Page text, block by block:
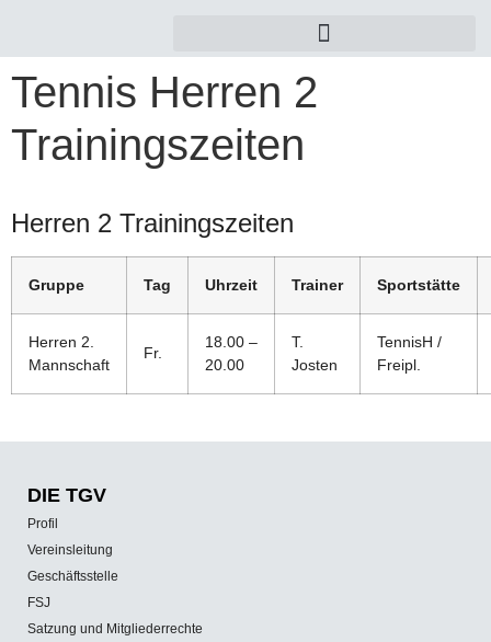
Tennis Herren 2
Trainingszeiten
Herren 2 Trainingszeiten
Gruppe Tag Uhrzeit Trainer Sportstätte
Herren 2.
Mannschaft
Fr.
18.00 –
20.00
T.
Josten
TennisH /
Freipl.
DIE TGV
Profil
Vereinsleitung
Geschäftsstelle
FSJ
Satzung und Mitgliederrechte